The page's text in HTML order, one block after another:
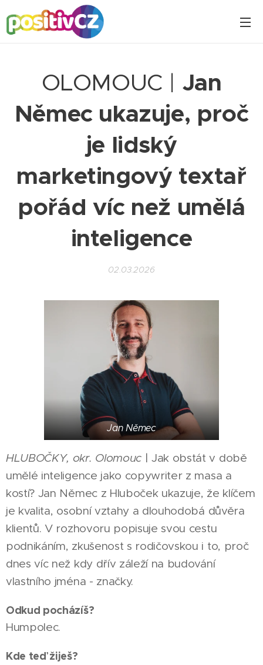
OLOMOUC | Jan
Němec ukazuje, proč
je lidský
marketingový textař
pořád víc než umělá
inteligence
02.03.2026
Jan Němec
HLUBOČKY, okr. Olomouc | Jak obstát v době
umělé inteligence jako copywriter z masa a
kostí? Jan Němec z Hluboček ukazuje, že klíčem
je kvalita, osobní vztahy a dlouhodobá důvěra
klientů. V rozhovoru popisuje svou cestu
podnikáním, zkušenost s rodičovskou i to, proč
dnes víc než kdy dřív záleží na budování
vlastního jména - značky.
Odkud pocházíš?
Humpolec.
Kde teď žiješ?